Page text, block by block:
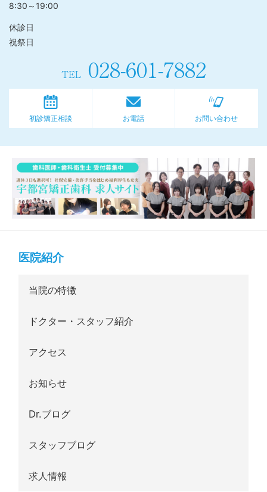
8:30～19:00
休診日
祝祭日
TEL028-601-7882
初診矯正相談 お電話 お問い合わせ
医院紹介
当院の特徴
ドクター・スタッフ紹介
アクセス
お知らせ
Dr.ブログ
スタッフブログ
求人情報